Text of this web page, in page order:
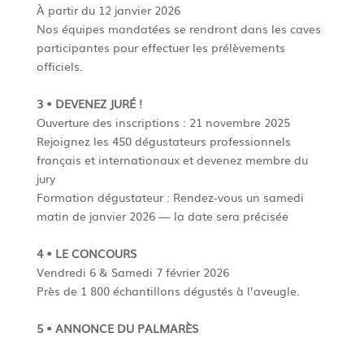
À partir du 12 janvier 2026
Nos équipes mandatées se rendront dans les caves
participantes pour effectuer les prélèvements
officiels.
3 • DEVENEZ JURÉ !
Ouverture des inscriptions : 21 novembre 2025
Rejoignez les 450 dégustateurs professionnels
français et internationaux et devenez membre du
jury
Formation dégustateur : Rendez-vous un samedi
matin de janvier 2026 — la date sera précisée
4 • LE CONCOURS
Vendredi 6 & Samedi 7 février 2026
Près de 1 800 échantillons dégustés à l’aveugle.
5 • ANNONCE DU PALMARÈS